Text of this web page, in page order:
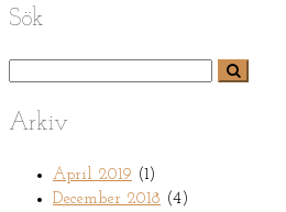
Sök
Arkiv
April 2019 (1)
December 2018 (4)